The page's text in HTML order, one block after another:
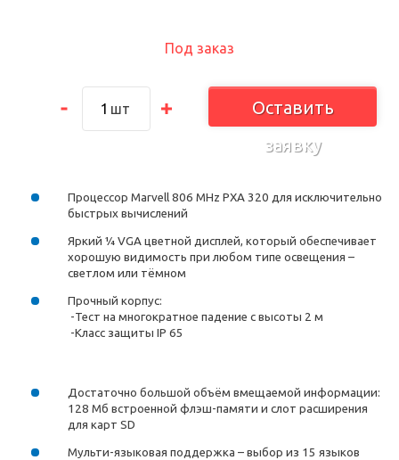
Под заказ
шт
Оставить
заявку
Процессор Marvell 806 MHz PXA 320 для исключительно
быстрых вычислений
Яркий ¼ VGA цветной дисплей, который обеспечивает
хорошую видимость при любом типе освещения –
светлом или тёмном
Прочный корпус:
-Тест на многократное падение с высоты 2 м
-Класс защиты IP 65
Достаточно большой объём вмещаемой информации:
128 Мб встроенной флэш-памяти и слот расширения
для карт SD
Мульти-языковая поддержка – выбор из 15 языков